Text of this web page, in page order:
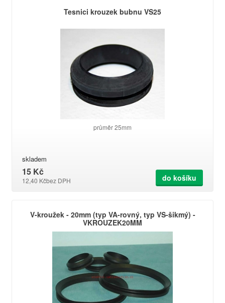
Tesnici krouzek bubnu VS25
průměr 25mm
skladem
15 Kč
12,40 Kčbez DPH do košíku
V-kroužek - 20mm (typ VA-rovný, typ VS-šikmý) -
VKROUZEK20MM